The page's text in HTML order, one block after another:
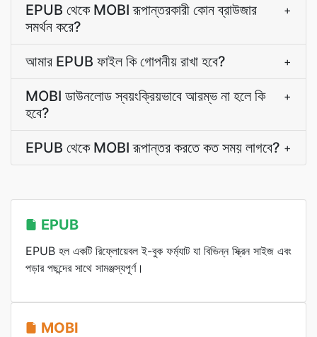
EPUB থেকে MOBI রূপান্তরকারী কোন ব্রাউজার
সমর্থন করে?
+
আমার EPUB ফাইল কি গোপনীয় রাখা হবে? +
MOBI ডাউনলোড স্বয়ংক্রিয়ভাবে আরম্ভ না হলে কি
হবে?
+
EPUB থেকে MOBI রূপান্তর করতে কত সময় লাগবে? +
EPUB
EPUB হল একটি রিফ্লোয়েবল ই-বুক ফর্ম্যাট যা বিভিন্ন স্ক্রিন সাইজ এবং
পড়ার পছন্দের সাথে সামঞ্জস্যপূর্ণ।
MOBI